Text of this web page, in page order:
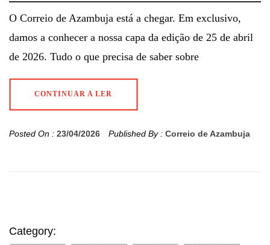
O Correio de Azambuja está a chegar. Em exclusivo,
damos a conhecer a nossa capa da edição de 25 de abril
de 2026. Tudo o que precisa de saber sobre
CONTINUAR A LER
Posted On : 23/04/2026 Published By : Correio de Azambuja
Category: